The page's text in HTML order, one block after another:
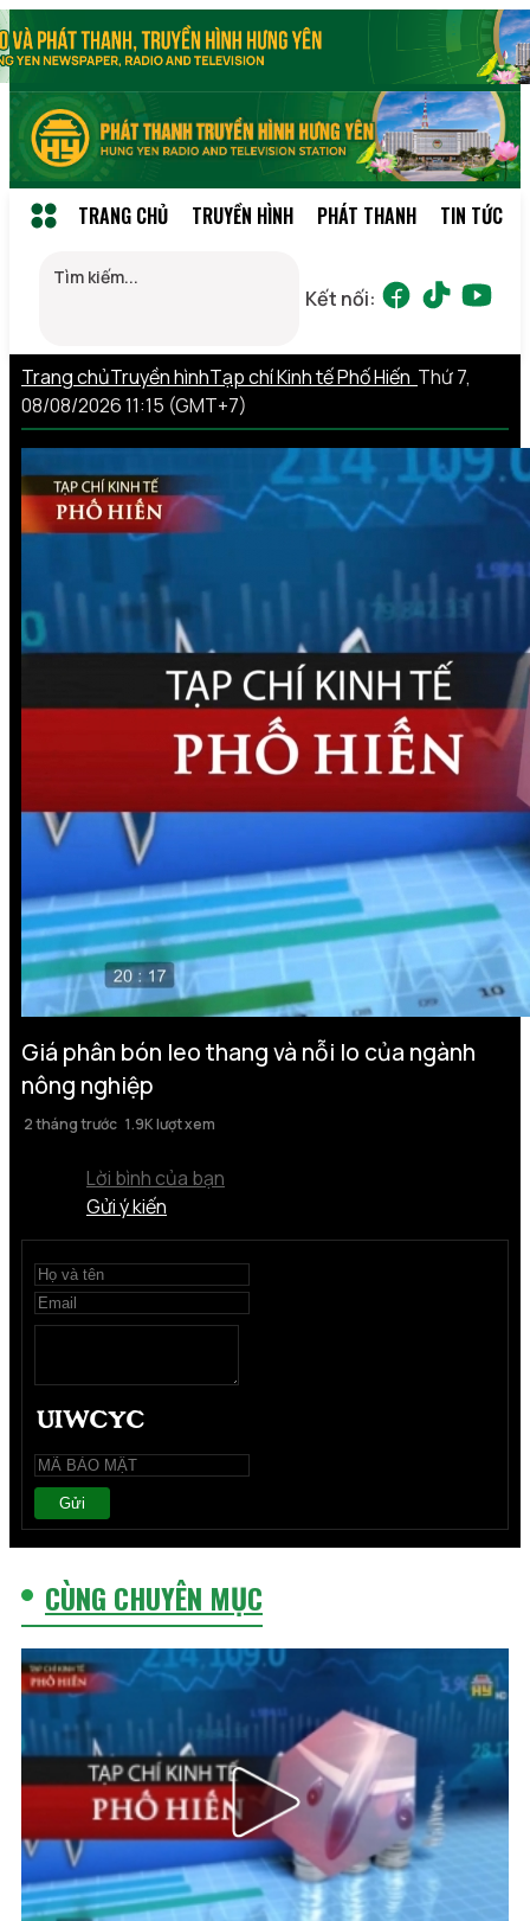
TRANG CHỦ TRUYỀN HÌNH PHÁT THANH TIN TỨC
Kết nối:
Trang chủTruyền hìnhTạp chí Kinh tế Phố Hiến Thứ 7,
08/08/2026 11:15 (GMT+7)
Giá phân bón leo thang và nỗi lo của ngành
nông nghiệp
2 tháng trước 1.9K lượt xem
Lời bình của bạn
Gửi ý kiến
Gửi
CÙNG CHUYÊN MỤC